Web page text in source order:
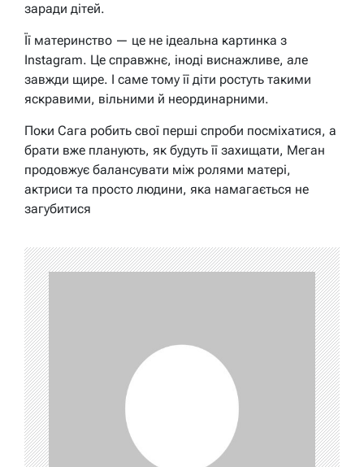
заради дітей.
Її материнство — це не ідеальна картинка з
Instagram. Це справжнє, іноді виснажливе, але
завжди щире. І саме тому її діти ростуть такими
яскравими, вільними й неординарними.
Поки Сага робить свої перші спроби посміхатися, а
брати вже планують, як будуть її захищати, Меган
продовжує балансувати між ролями матері,
актриси та просто людини, яка намагається не
загубитися